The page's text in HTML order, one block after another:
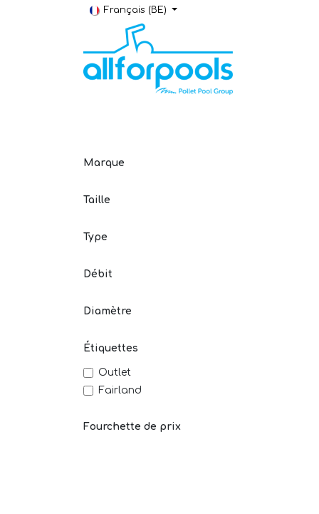
Se rendre au contenu
Français (BE)
Marque
Taille
Type
Débit
Diamètre
Étiquettes
Outlet
Fairland
Fourchette de prix